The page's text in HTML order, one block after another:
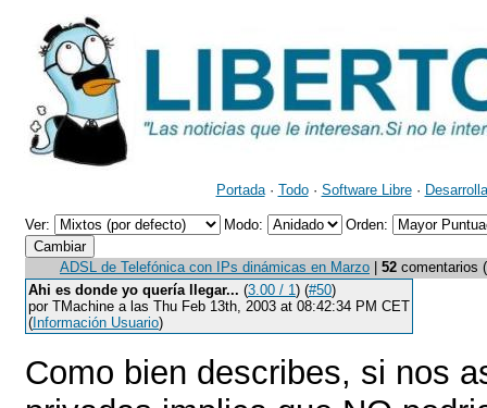
Portada· Todo· Software Libre·
Ver: Modo: Orden:
ADSL de Telefónica con IPs dinámicas en Marzo 52 comentarios
Ahi es donde yo quería llegar... (3.00 / 1) (#50)
por TMachine a las Thu Feb 13th, 2003 at 08:42:34 PM CET
( Información Usuario)
Como bien describes, si nos